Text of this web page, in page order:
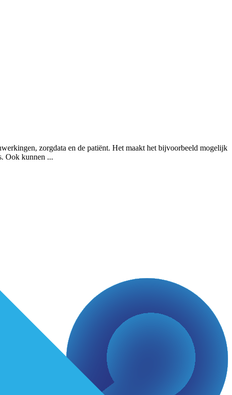
zorgdata en de patiënt. Het maakt het bijvoorbeeld mogelijk
Ook kunnen ...